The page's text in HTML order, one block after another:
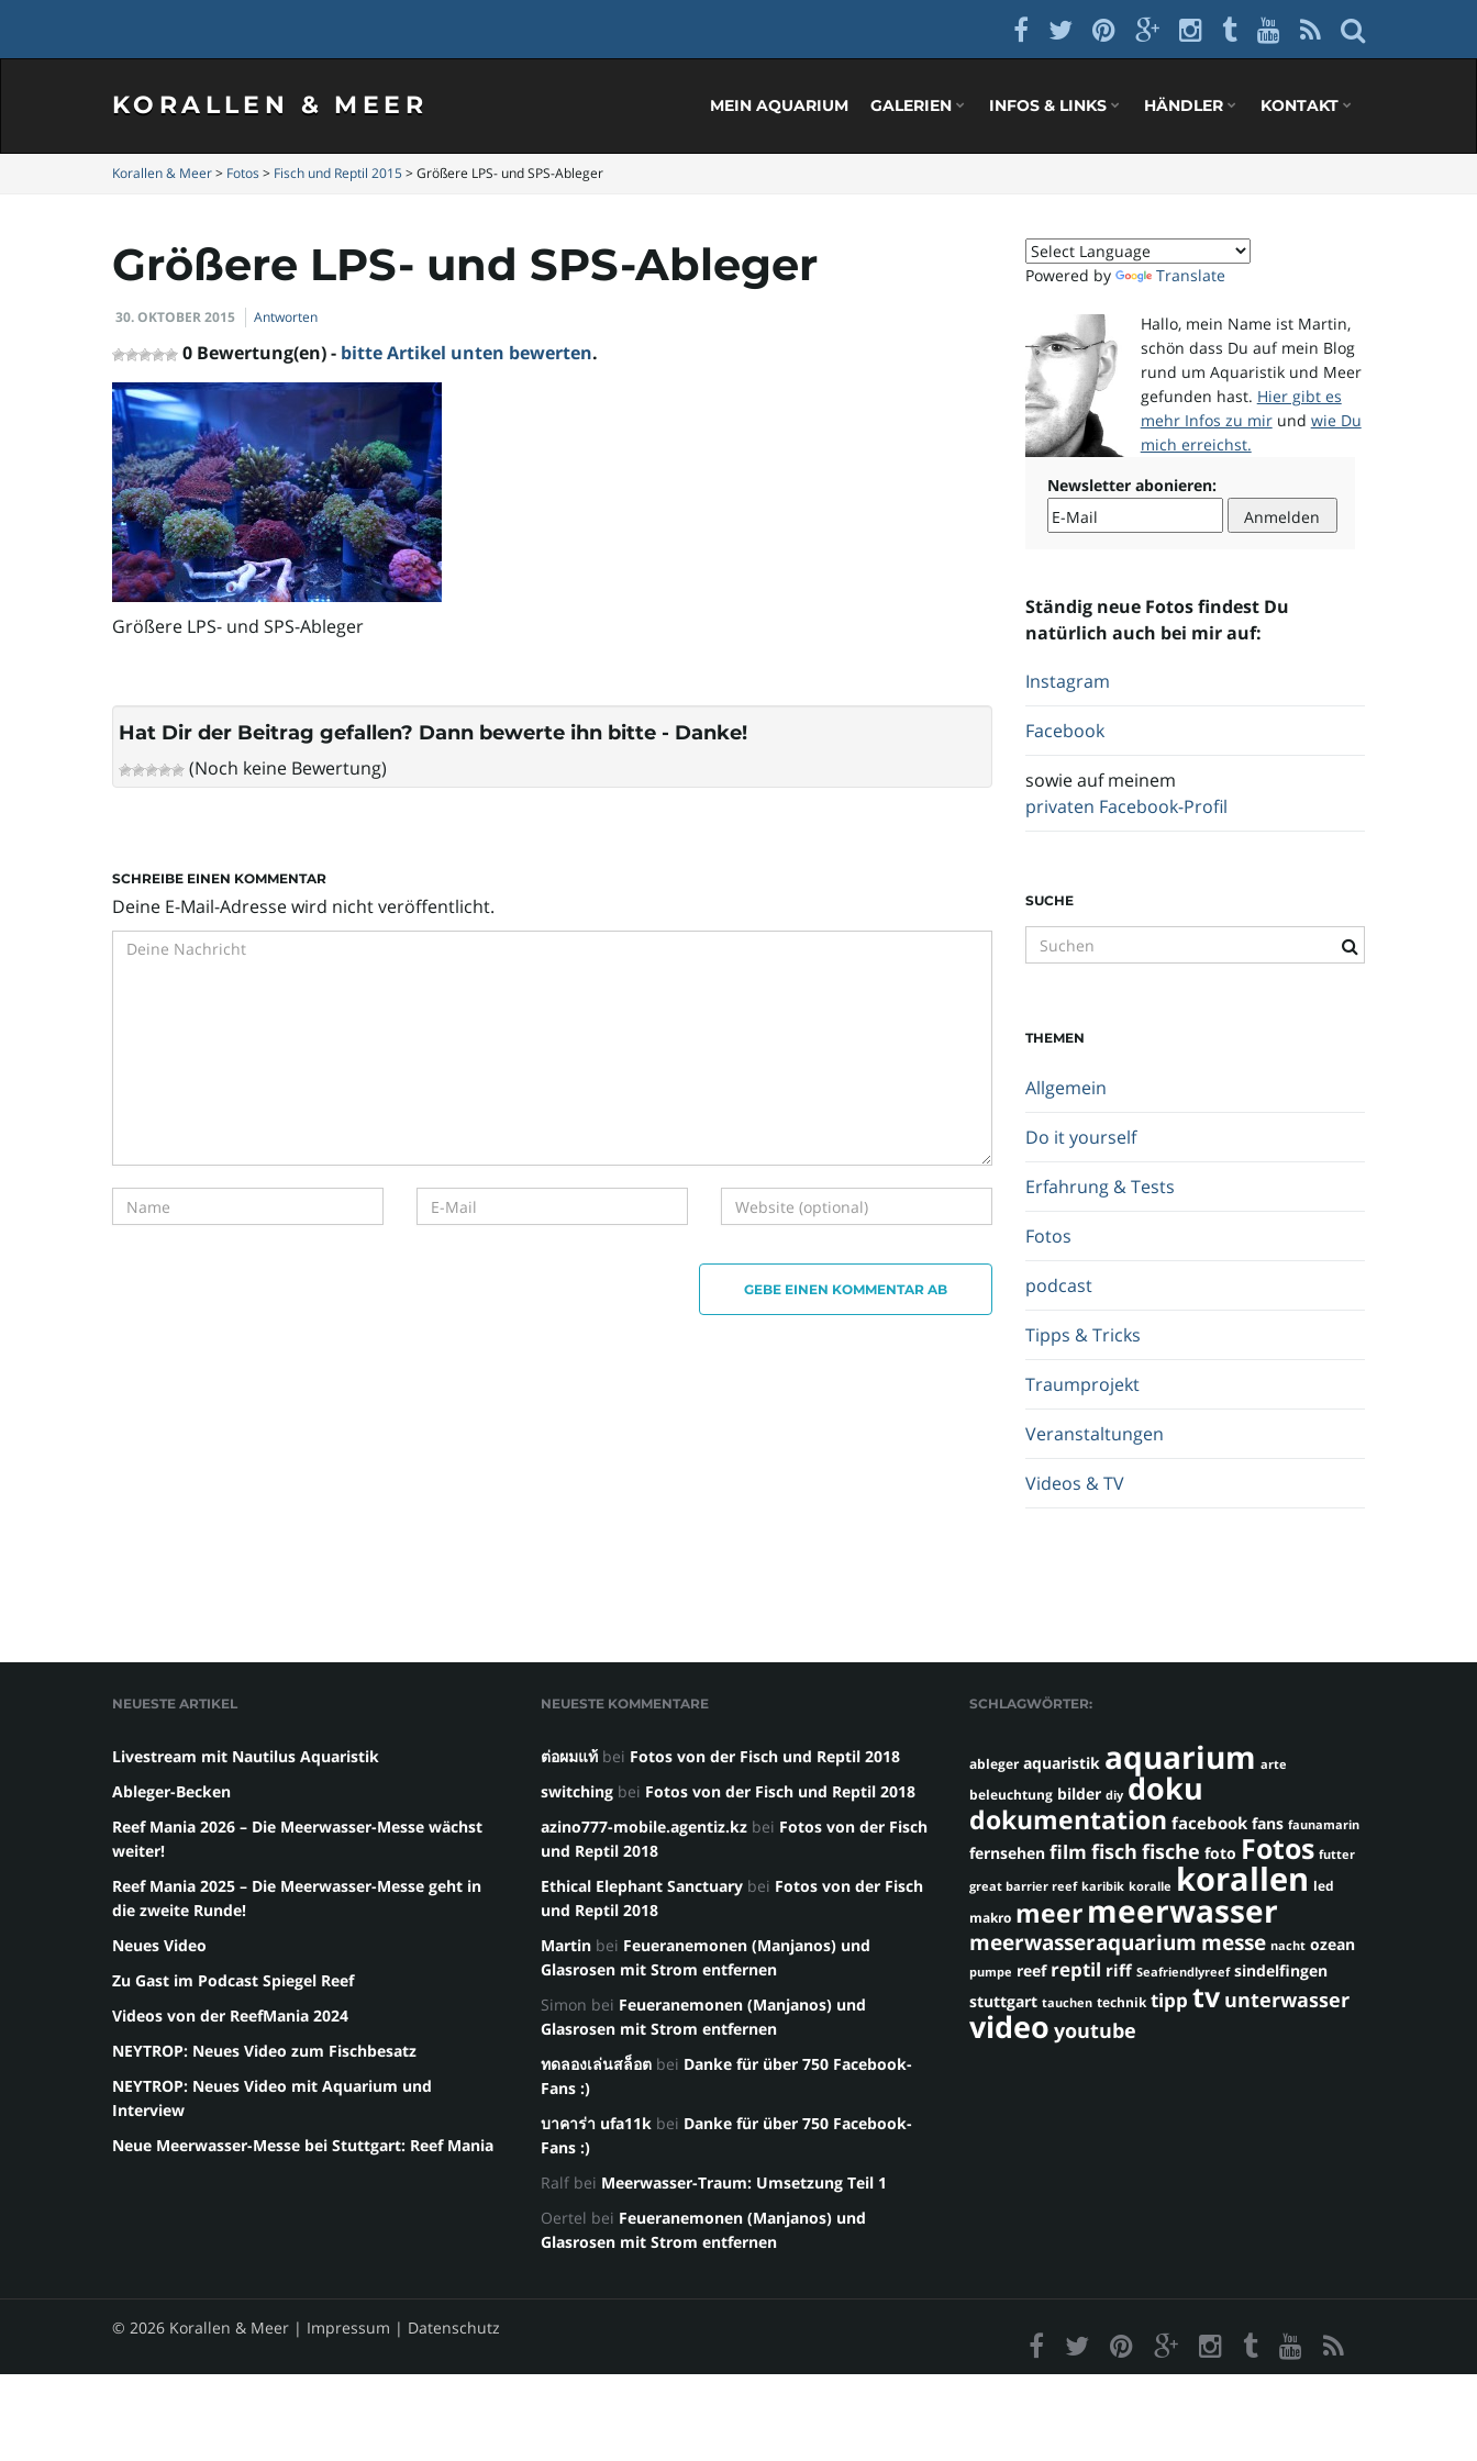
KORALLEN & MEER MEIN AQUARIUM GALERIEN INFOS & LINKS HÄNDLER KONTAKT
Korallen & Meer> Fotos > Fisch und Reptil 2015>Größere LPS- und SPS-Ableger
Größere LPS- und SPS-Ableger
30. OKTOBER 2015 Antworten
0 Bewertung(en) - bitte Artikel unten bewerten.
Größere LPS- und SPS-Ableger
Hat Dir der Beitrag gefallen? Dann bewerte ihn bitte - Danke!
(Noch keine Bewertung)
SCHREIBE EINEN KOMMENTAR
Deine E-Mail-Adresse wird nicht veröffentlicht.
GEBE EINEN KOMMENTAR AB
Powered by Translate
Hallo, mein Name ist Martin,
schön dass Du auf mein Blog
rund um Aquaristik und Meer
gefunden hast. Hier gibt es
mehr Infos zu mirund wie Du
mich erreichst.
Newsletter abonieren:
Ständig neue Fotos findest Du
natürlich auch bei mir auf:
Instagram
Facebook
sowie auf meinem
privaten Facebook-Profil
SUCHE
u
b
g
i
f
.
.
.
THEMEN
Allgemein
Do it yourself
Erfahrung & Tests
Fotos
podcast
Tipps & Tricks
Traumprojekt
Veranstaltungen
Videos & TV
NEUESTE ARTIKEL
Livestream mit Nautilus Aquaristik
Ableger-Becken
Reef Mania 2026 – Die Meerwasser-Messe wächst
weiter!
Reef Mania 2025 – Die Meerwasser-Messe geht in
die zweite Runde!
Neues Video
Zu Gast im Podcast Spiegel Reef
Videos von der ReefMania 2024
NEYTROP: Neues Video zum Fischbesatz
NEYTROP: Neues Video mit Aquarium und
Interview
Neue Meerwasser-Messe bei Stuttgart: Reef Mania
NEUESTE KOMMENTARE
ต่อผมแท้ bei Fotos von der Fisch und Reptil 2018
switching bei Fotos von der Fisch und Reptil 2018
azino777-mobile.agentiz.kz bei Fotos von der Fisch
und Reptil 2018
Ethical Elephant Sanctuary bei Fotos von der Fisch
und Reptil 2018
Martin bei Feueranemonen (Manjanos) und
Glasrosen mit Strom entfernen
Simon bei Feueranemonen (Manjanos) und
Glasrosen mit Strom entfernen
ทดลองเล่นสล็อต bei Danke für über 750 Facebook-
Fans :)
บาคาร่า ufa11k bei Danke für über 750 Facebook-
Fans :)
Ralf bei Meerwasser-Traum: Umsetzung Teil 1
Oertel bei Feueranemonen (Manjanos) und
Glasrosen mit Strom entfernen
SCHLAGWÖRTER:
ableger aquaristik aquarium arte
beleuchtung bilder diy doku
dokumentation facebook fans faunamarin
fernsehen film fisch fische foto Fotos futter
great barrier reef karibik koralle korallen led
makro meermeerwasser
meerwasseraquarium messe nacht ozean
pumpe reef reptil riff Seafriendlyreef sindelfingen
stuttgart tauchen technik tipp tv unterwasser
video youtube
© 2026 Korallen & Meer | Impressum | Datenschutz